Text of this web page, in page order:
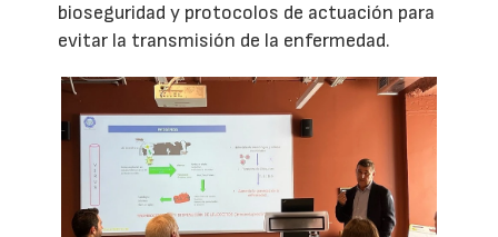
bioseguridad y protocolos de actuación para
evitar la transmisión de la enfermedad.